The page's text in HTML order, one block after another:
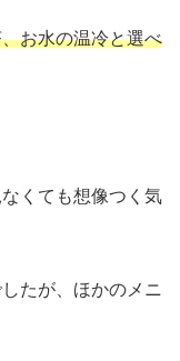
お水の温冷と選べ
くても想像つく気
たが、ほかのメニ